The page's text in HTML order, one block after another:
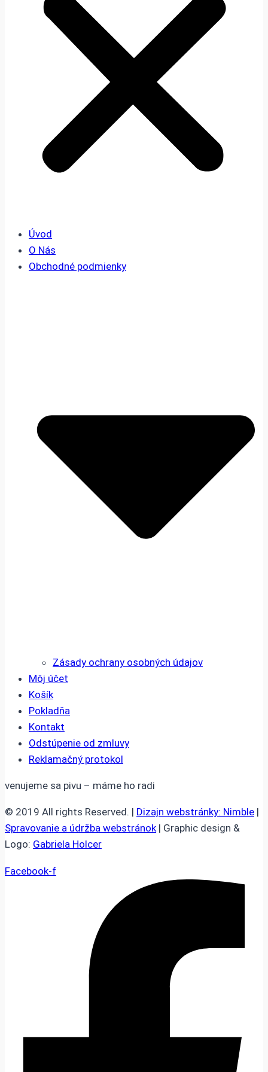
Úvod
O Nás
Obchodné podmienky
Zásady ochrany osobných údajov
Môj účet
Košík
Pokladňa
Kontakt
Odstúpenie od zmluvy
Reklamačný protokol
venujeme sa pivu – máme ho radi
© 2019 All rights Reserved. | Dizajn webstránky: Nimble |
Spravovanie a údržba webstránok| Graphic design &
Logo: Gabriela Holcer
Facebook-f